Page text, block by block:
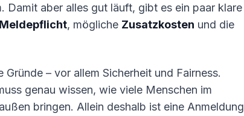
Damit aber alles gut läuft, gibt es ein paar klare
Meldepflicht, mögliche Zusatzkosten und die
– vor allem Sicherheit und Fairness.
genau wissen, wie viele Menschen im
bringen. Allein deshalb ist eine Anmeldung